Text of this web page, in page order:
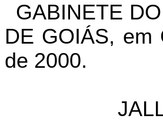
GABINETE
DE GOIÁS, em
de 2000.